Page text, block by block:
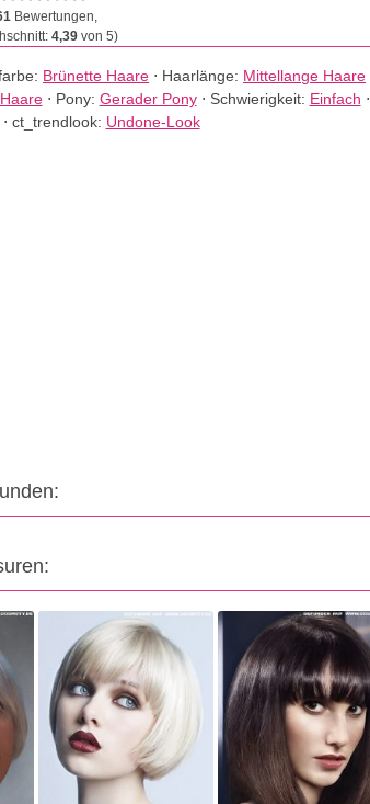
Bewertungen,
4,39von 5)
Brünette Haare ⋅ Haarlänge: Mittellange Haare
⋅ Pony: Gerader Pony⋅ Schwierigkeit: Einfach ⋅
⋅ ct_trendlook: Undone-Look